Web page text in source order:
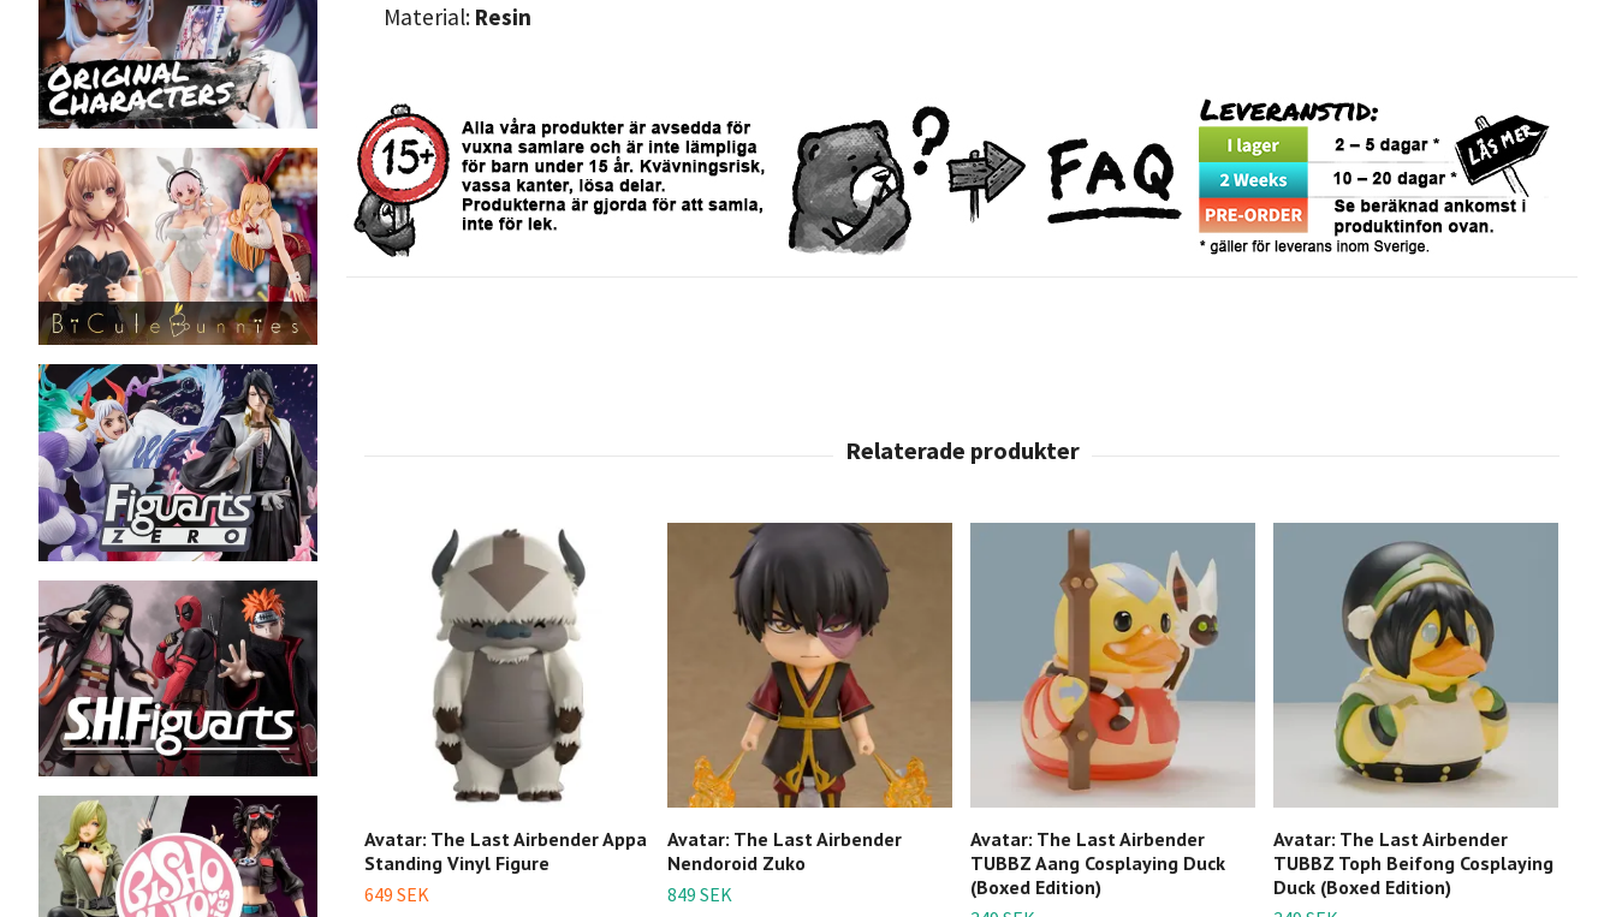
Material: Resin
Avatar: The Last Airbender Appa
Standing Vinyl Figure
649 SEK
Avatar: The Last Airbender
Nendoroid Zuko
849 SEK
Avatar: The Last Airbender
TUBBZ Aang Cosplaying Duck
(Boxed Edition)
Avatar: The Last Airbender
TUBBZ Toph Beifong Cosplaying
Duck (Boxed Edition)